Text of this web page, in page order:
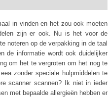
in vinden en het zou ook moeten
zijn er ook. Nu is het voor de
noteren op de verpakking in de taal
de informatie wordt ook duidelijker
om het te vergroten om het nog te
zonder speciale hulpmiddelen te
scanner scannen? Ik niet in ieder
met bepaalde allergieën hebben er